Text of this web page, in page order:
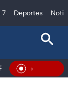
7 Deportes
Al ExtremoEn Vivo